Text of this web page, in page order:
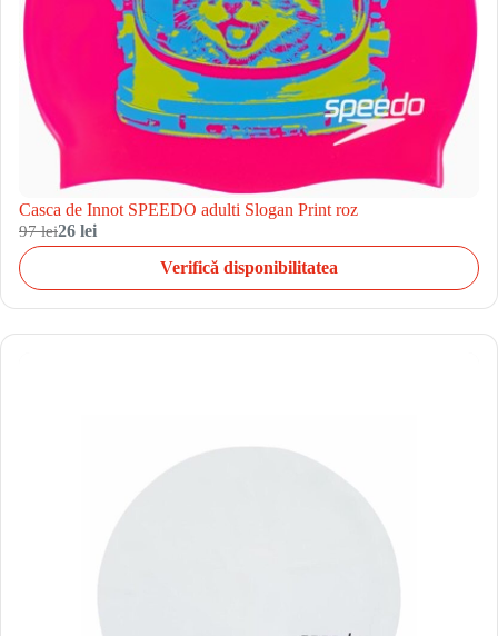
Casca de Innot SPEEDO adulti Slogan Print roz
97 lei26 lei
Verifică disponibilitatea